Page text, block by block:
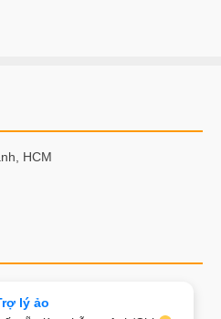
HCM
hệ hỗ trợ ZALO